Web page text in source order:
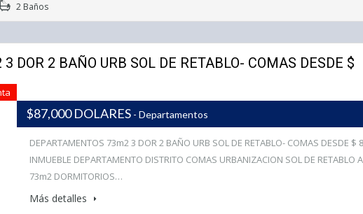
2 Baños
DOR 2 BAÑO URB SOL DE RETABLO- COMAS DESDE $
$87,000 DOLARES - Departamentos
DEPARTAMENTOS 73m2 3 DOR 2 BAÑO URB SOL DE RETABLO- COMAS DESDE $
INMUEBLE DEPARTAMENTO DISTRITO COMAS URBANIZACION SOL DE RETABLO
73m2 DORMITORIOS…
Más detalles